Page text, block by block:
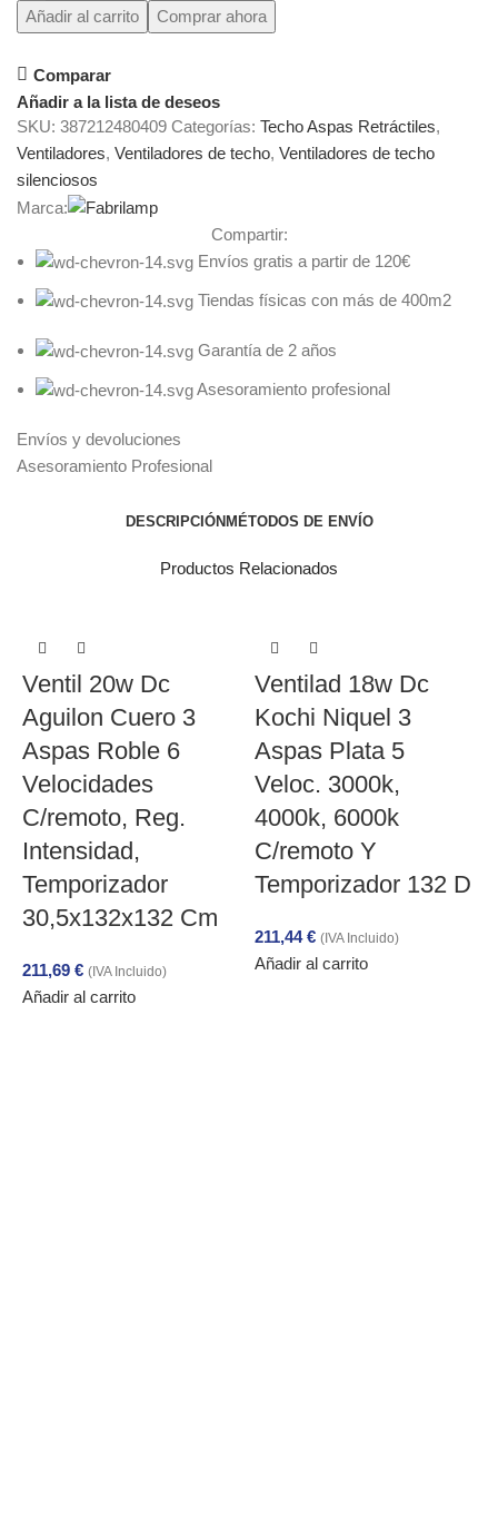
Añadir al carrito Comprar ahora
Comparar
Añadir a la lista de deseos
SKU: 387212480409 Categorías: Techo Aspas Retráctiles,
Ventiladores, Ventiladores de techo, Ventiladores de techo
silenciosos
Marca:
Compartir:
Envíos gratis a partir de 120€
Tiendas físicas con más de 400m2
Garantía de 2 años
Asesoramiento profesional
Envíos y devoluciones
Asesoramiento Profesional
DESCRIPCIÓN MÉTODOS DE ENVÍO
Productos Relacionados
Ventil 20w Dc
Aguilon Cuero 3
Aspas Roble 6
Velocidades
C/remoto, Reg.
Intensidad,
Temporizador
30,5x132x132 Cm
211,69 € (IVA Incluido)
Añadir al carrito
Ventilad 18w Dc
Kochi Niquel 3
Aspas Plata 5
Veloc. 3000k,
4000k, 6000k
C/remoto Y
Temporizador 132 D
211,44€ (IVA Incluido)
Añadir al carrito